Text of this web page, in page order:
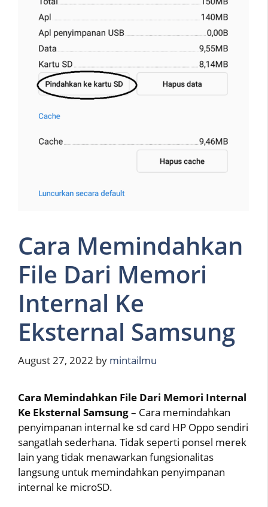
Cara Memindahkan
File Dari Memori
Internal Ke
Eksternal Samsung
August 27, 2022 by mintailmu
Cara Memindahkan File Dari Memori Internal
Ke Eksternal Samsung– Cara memindahkan
penyimpanan internal ke sd card HP Oppo sendiri
sangatlah sederhana. Tidak seperti ponsel merek
lain yang tidak menawarkan fungsionalitas
langsung untuk memindahkan penyimpanan
internal ke microSD.